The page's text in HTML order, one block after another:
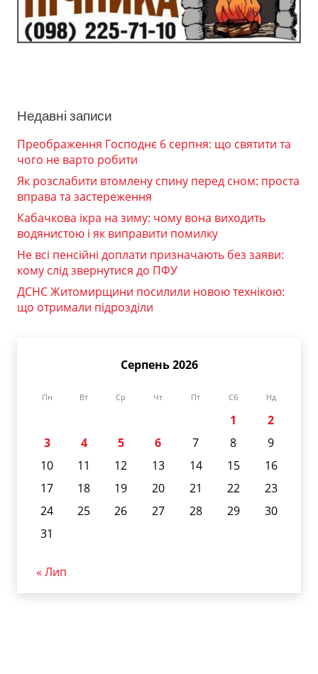
Недавні записи
Преображення Господнє 6 серпня: що святити та
чого не варто робити
Як розслабити втомлену спину перед сном: проста
вправа та застереження
Кабачкова ікра на зиму: чому вона виходить
водянистою і як виправити помилку
Не всі пенсійні доплати призначають без заяви:
кому слід звернутися до ПФУ
ДСНС Житомирщини посилили новою технікою:
що отримали підрозділи
Серпень 2026
Пн Вт Ср Чт Пт Сб Нд
1
2
3
4 5 6 7 8
9
10
11 12 13 14 15
16
17
18 19 20 21 22
23
24
25 26 27 28 29
30
31
« Лип